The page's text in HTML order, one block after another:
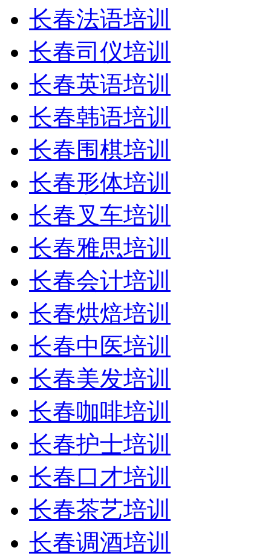
长春法语培训
长春司仪培训
长春英语培训
长春韩语培训
长春围棋培训
长春形体培训
长春叉车培训
长春雅思培训
长春会计培训
长春烘焙培训
长春中医培训
长春美发培训
长春咖啡培训
长春护士培训
长春口才培训
长春茶艺培训
长春调酒培训